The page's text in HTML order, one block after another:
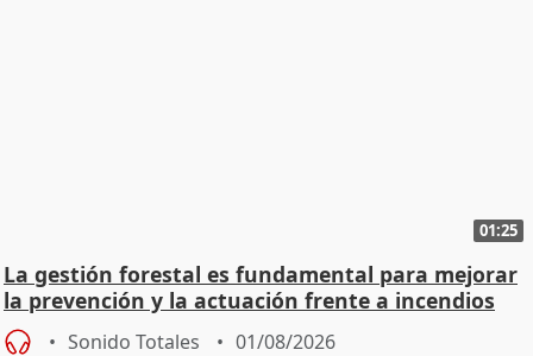
01:25
La gestión forestal es fundamental para mejorar
la prevención y la actuación frente a incendios
Sonido Totales 01/08/2026